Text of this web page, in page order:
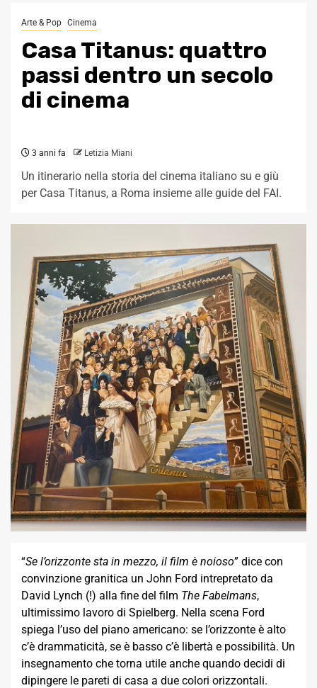
Arte & Pop Cinema
Casa Titanus: quattro
passi dentro un secolo
di cinema
3 anni fa Letizia Miani
Un itinerario nella storia del cinema italiano su e giù
per Casa Titanus, a Roma insieme alle guide del FAI.
“Se l’orizzonte sta in mezzo, il film è noioso” dice con
convinzione granitica un John Ford intrepretato da
David Lynch (!) alla fine del film The Fabelmans,
ultimissimo lavoro di Spielberg. Nella scena Ford
spiega l’uso del piano americano: se l’orizzonte è alto
c’è drammaticità, se è basso c’è libertà e possibilità. Un
insegnamento che torna utile anche quando decidi di
dipingere le pareti di casa a due colori orizzontali.